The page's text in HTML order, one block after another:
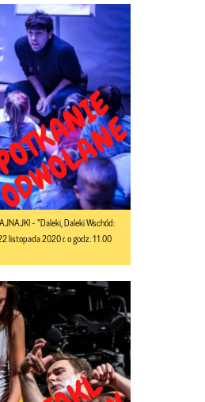
- "Daleki, Daleki Wschód:
listopada 2020 r. o godz. 11.00